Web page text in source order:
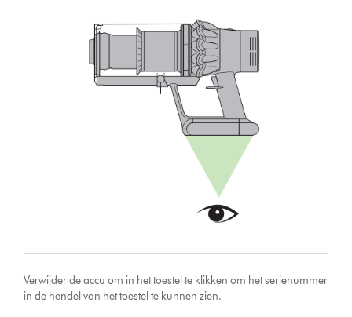
Verwijder de accu om in het toestel te klikken om het serienummer
in de hendel van het toestel te kunnen zien.